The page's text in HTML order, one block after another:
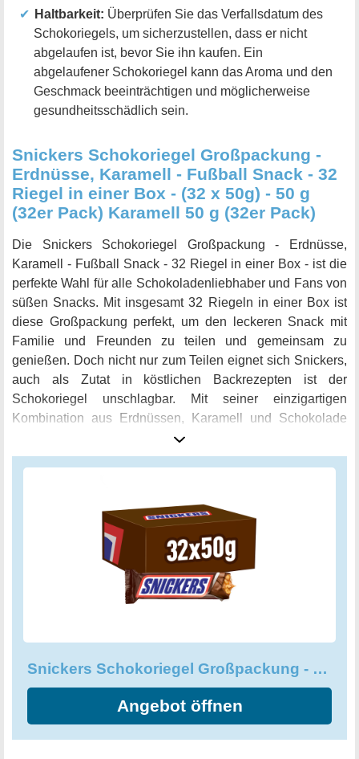
Haltbarkeit: Überprüfen Sie das Verfallsdatum des
Schokoriegels, um sicherzustellen, dass er nicht
abgelaufen ist, bevor Sie ihn kaufen. Ein
abgelaufener Schokoriegel kann das Aroma und den
Geschmack beeinträchtigen und möglicherweise
gesundheitsschädlich sein.
Snickers Schokoriegel Großpackung -
Erdnüsse, Karamell - Fußball Snack - 32
Riegel in einer Box - (32 x 50g) - 50 g
(32er Pack) Karamell 50 g (32er Pack)
Die Snickers Schokoriegel Großpackung - Erdnüsse,
Karamell - Fußball Snack - 32 Riegel in einer Box - ist die
perfekte Wahl für alle Schokoladenliebhaber und Fans von
süßen Snacks. Mit insgesamt 32 Riegeln in einer Box ist
diese Großpackung perfekt, um den leckeren Snack mit
Familie und Freunden zu teilen und gemeinsam zu
genießen. Doch nicht nur zum Teilen eignet sich Snickers,
auch als Zutat in köstlichen Backrezepten ist der
Schokoriegel unschlagbar. Mit seiner einzigartigen
Kombination aus Erdnüssen, Karamell und Schokolade
verleiht er jeder Torte einen cremig-nussigen Geschmack
und sorgt für unvergessliche Genussmomente. Die
verbergen sich ausgewählte Erdnüsse, leckere Candy-
Creme und zartes Karamell. Jeder Biss ist ein wahres
Meisterwerk und ein unverwechselbares
Geschmackserlebnis. Ob als Snack zwischendurch, als
Zutat in Backrezepten oder als Geschenkidee für jede
gegessen.
Snickers Schokoriegel Großpackung - Erdnüsse, Karamell
Angebot öffnen